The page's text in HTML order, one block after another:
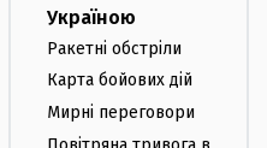
Україною
Ракетні обстріли
Карта бойових дій
Мирні переговори